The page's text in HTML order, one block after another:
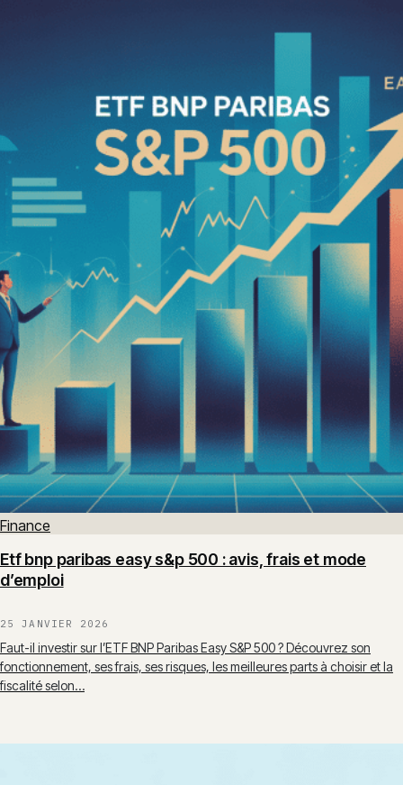
Finance
Etf bnp paribas easy s&p 500 : avis, frais et mode
d’emploi
25 JANVIER 2026
Faut-il investir sur l’ETF BNP Paribas Easy S&P 500 ? Découvrez son
fonctionnement, ses frais, ses risques, les meilleures parts à choisir et la
fiscalité selon…